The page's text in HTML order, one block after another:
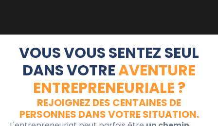
VOUS VOUS SENTEZ SEUL
DANS VOTREAVENTURE
ENTREPRENEURIALE ?
REJOIGNEZ DES CENTAINES DE
PERSONNES DANS VOTRE SITUATION.